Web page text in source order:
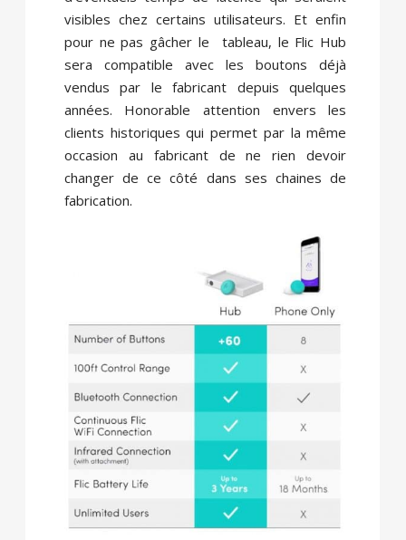
visibles chez certains utilisateurs. Et enfin
pour ne pas gâcher le tableau, le Flic Hub
sera compatible avec les boutons déjà
vendus par le fabricant depuis quelques
années. Honorable attention envers les
clients historiques qui permet par la même
occasion au fabricant de ne rien devoir
changer de ce côté dans ses chaines de
fabrication.